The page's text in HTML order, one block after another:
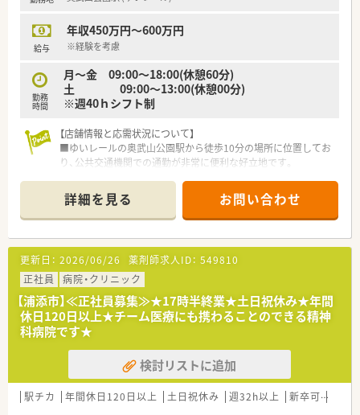
価されます。
■男性の育休取得実績もあり、育児と仕事の両立を支援する制度
給与
年収450万円～600万円
※経験を考慮
勤務
時間
月～金 09:00～18:00(休憩60分)
土 09:00～13:00(休憩00分)
※週40ｈシフト制
【店舗情報と応需状況について】
■ゆいレールの奥武山公園駅から徒歩10分の場所に位置してお
り、公共交通機関での通勤が非常に便利な好立地です。
を薬剤師3.5名体制で対応する予定となっています。
■マイカー通勤を希望される場合も全店で車通勤が可能となっ
ており、各自の希望に合わせた通勤方法を選択できます。
【募集背景と求める人物像について】
■今回の募集は組織の体制強化に伴う欠員補充となっており、周
囲と協力しながら円滑に業務を進められる方を募っています。
■薬剤師としての実務経験を3年以上お持ちの方を想定してお
り、これまでの経験を活かして即戦力として活躍を期待します。
■人物重視の評価を行っているため、未経験やブランクがある方
のほかシニア層の受け入れについても幅広く相談可能です。
【法人特徴について】
■沖縄県内に約40店舗を展開している地場最大手の薬局チェー
ンであり、抜群の知名度と安定した経営基盤を誇っています。
詳細を見る お問い合わせ
更新日： 2026/06/26 薬剤師求人ID： 549810
正社員
病院・クリニック
【浦添市】≪正社員募集≫★17時半終業★土日祝休み★年間
休日120日以上★チーム医療にも携わることのできる精神
科病院です★
検討リストに追加
駅チカ 年間休日120日以上 土日祝休み 週32h以上 新卒可